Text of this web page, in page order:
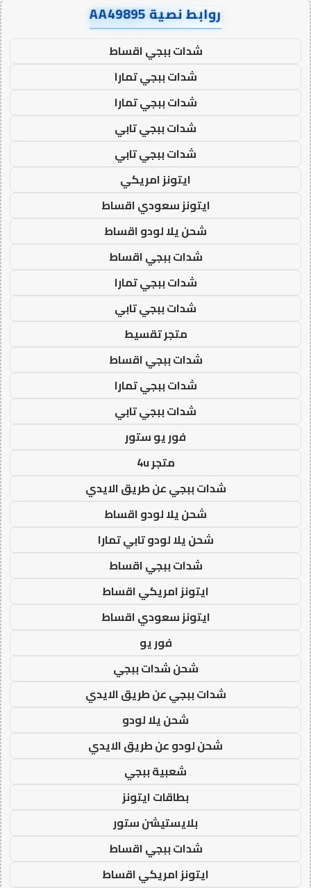
روابط نصية AA49895
شدات ببجي اقساط
شدات ببجي تمارا
شدات ببجي تمارا
شدات ببجي تابي
شدات ببجي تابي
ايتونز امريكي
ايتونز سعودي اقساط
شحن يلا لودو اقساط
شدات ببجي اقساط
شدات ببجي تمارا
شدات ببجي تابي
متجر تقسيط
شدات ببجي اقساط
شدات ببجي تمارا
شدات ببجي تابي
فور يو ستور
متجر 4u
شدات ببجي عن طريق الايدي
شحن يلا لودو اقساط
شحن يلا لودو تابي تمارا
شدات ببجي اقساط
ايتونز امريكي اقساط
ايتونز سعودي اقساط
فور يو
شحن شدات ببجي
شدات ببجي عن طريق الايدي
شحن يلا لودو
شحن لودو عن طريق الايدي
شعبية ببجي
بطاقات ايتونز
بلايستيشن ستور
شدات ببجي اقساط
ايتونز امريكي اقساط